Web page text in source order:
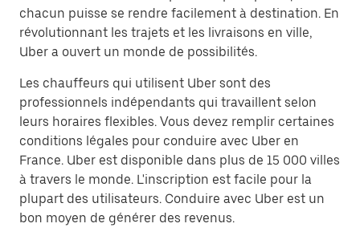
chacun puisse se rendre facilement à destination. En
révolutionnant les trajets et les livraisons en ville,
Uber a ouvert un monde de possibilités.
Les chauffeurs qui utilisent Uber sont des
professionnels indépendants qui travaillent selon
leurs horaires flexibles. Vous devez remplir certaines
conditions légales pour conduire avec Uber en
France. Uber est disponible dans plus de 15 000 villes
à travers le monde. L'inscription est facile pour la
plupart des utilisateurs. Conduire avec Uber est un
bon moyen de générer des revenus.